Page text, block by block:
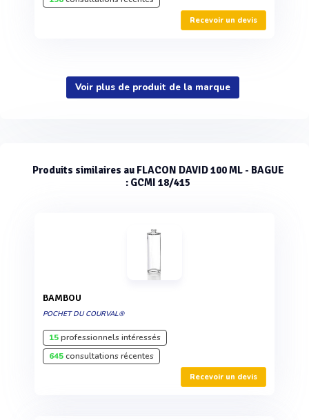
Recevoir un devis
Voir plus de produit de la marque
Produits similaires au FLACON DAVID 100 ML - BAGUE
: GCMI 18/415
BAMBOU
POCHET DU COURVAL®
15professionnels intéressés
645consultations récentes
Recevoir un devis